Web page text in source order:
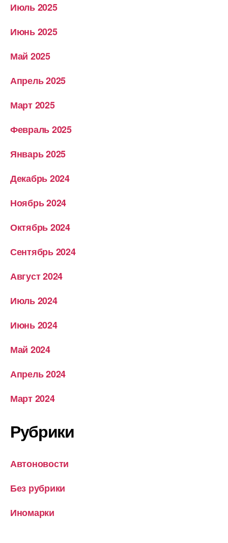
Июль 2025
Июнь 2025
Май 2025
Апрель 2025
Март 2025
Февраль 2025
Январь 2025
Декабрь 2024
Ноябрь 2024
Октябрь 2024
Сентябрь 2024
Август 2024
Июль 2024
Июнь 2024
Май 2024
Апрель 2024
Март 2024
Рубрики
Автоновости
Без рубрики
Иномарки